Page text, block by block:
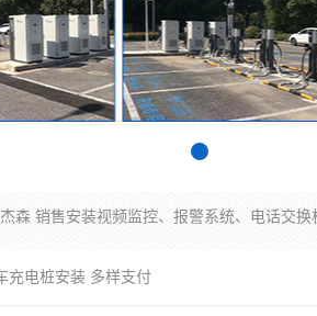
充电桩安装 多样支付